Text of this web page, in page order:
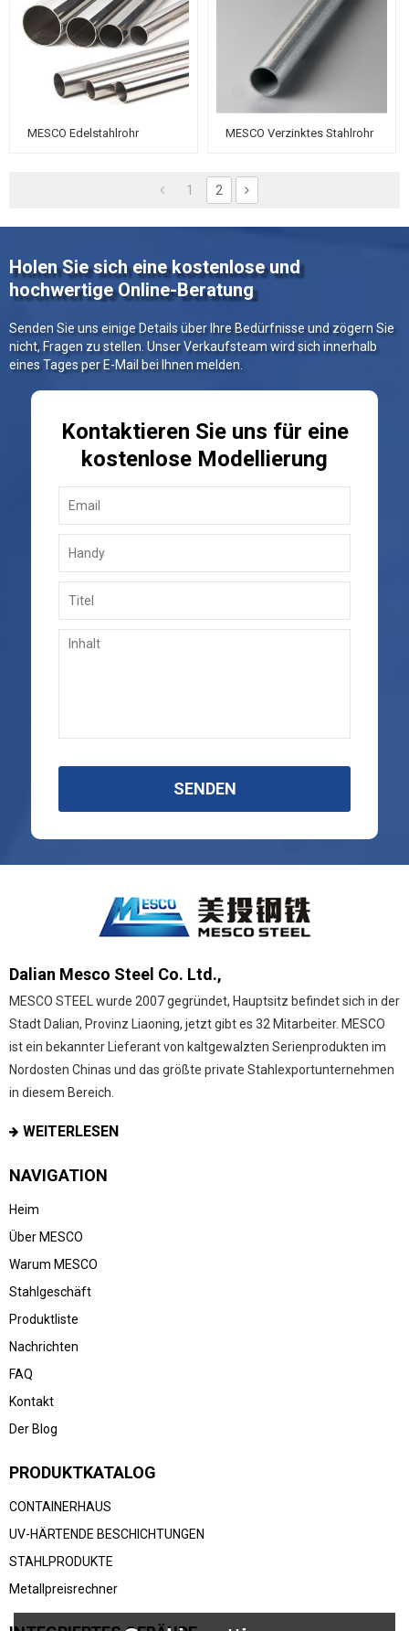
MESCO Edelstahlrohr MESCO Verzinktes Stahlrohr
1 2
Holen Sie sich eine kostenlose und
hochwertige Online-Beratung
Senden Sie uns einige Details über Ihre Bedürfnisse und zögern Sie
nicht, Fragen zu stellen. Unser Verkaufsteam wird sich innerhalb
eines Tages per E-Mail bei Ihnen melden.
Kontaktieren Sie uns für eine
kostenlose Modellierung
SENDEN
Dalian Mesco Steel Co. Ltd.,
MESCO STEEL wurde 2007 gegründet, Hauptsitz befindet sich in der
Stadt Dalian, Provinz Liaoning, jetzt gibt es 32 Mitarbeiter. MESCO
ist ein bekannter Lieferant von kaltgewalzten Serienprodukten im
Nordosten Chinas und das größte private Stahlexportunternehmen
in diesem Bereich.
WEITERLESEN
NAVIGATION
Heim
Über MESCO
Warum MESCO
Stahlgeschäft
Produktliste
Nachrichten
FAQ
Kontakt
Der Blog
PRODUKTKATALOG
CONTAINERHAUS
UV-HÄRTENDE BESCHICHTUNGEN
STAHLPRODUKTE
Metallpreisrechner